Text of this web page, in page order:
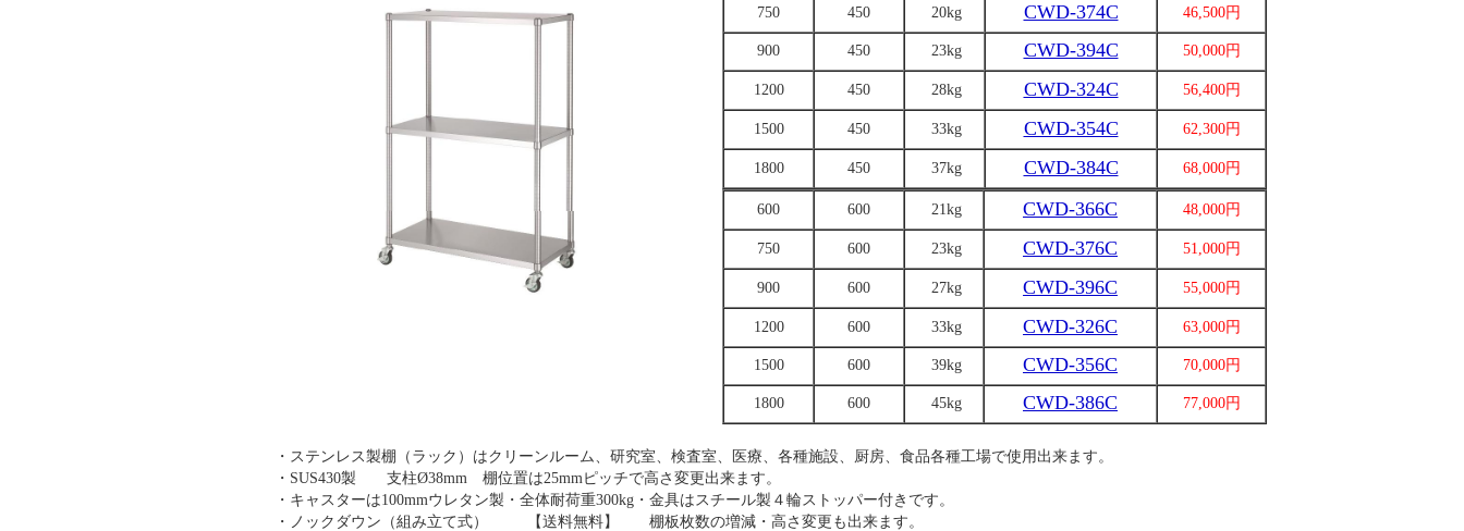
750 450 20kg CWD-374C 46,500円
900 450 23kg CWD-394C 50,000円
1200 450 28kg CWD-324C 56,400円
1500 450 33kg CWD-354C 62,300円
1800 450 37kg CWD-384C 68,000円
600 600 21kg CWD-366C 48,000円
750 600 23kg CWD-376C 51,000円
900 600 27kg CWD-396C 55,000円
1200 600 33kg CWD-326C 63,000円
1500 600 39kg CWD-356C 70,000円
1800 600 45kg CWD-386C 77,000円
・ステンレス製棚（ラック）はクリーンルーム、研究室、検査室、医療、各種施設、厨房、食品各種工場で使用出来ます。
・SUS430製 支柱Ø38mm 棚位置は25mmピッチで高さ変更出来ます。
・キャスターは100mmウレタン製・全体耐荷重300kg・金具はスチール製４輪ストッパー付きです。
・ノックダウン（組み立て式） 【送料無料】 棚板枚数の増減・高さ変更も出来ます。